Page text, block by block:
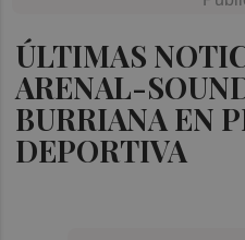
ÚLTIMAS
ARENAL-
BURRIANA EN
DEPORTIVA